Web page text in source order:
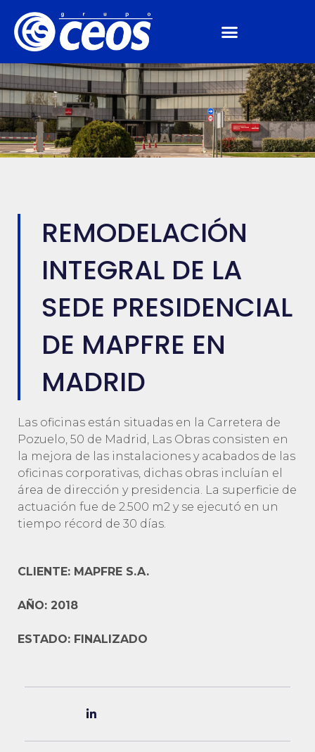
REMODELACIÓN
INTEGRAL DE LA
SEDE PRESIDENCIAL
DE MAPFRE EN
MADRID
Las oficinas están situadas en la Carretera de
Pozuelo, 50 de Madrid, Las Obras consisten en
la mejora de las instalaciones y acabados de las
oficinas corporativas, dichas obras incluían el
área de dirección y presidencia. La superficie de
actuación fue de 2.500 m2 y se ejecutó en un
tiempo récord de 30 días.
CLIENTE: MAPFRE S.A.
AÑO: 2018
ESTADO: FINALIZADO